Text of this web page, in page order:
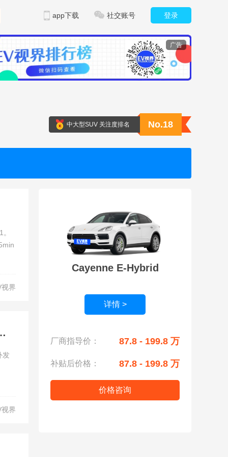
登录
社交账号
app下载
广告
中大型SUV 关注度排名 No.18
界
Turismo海外发售
发
界
Cayenne E-Hybrid
详情 >
厂商指导价： 87.8 - 199.8 万
补贴后价格： 87.8 - 199.8 万
价格咨询